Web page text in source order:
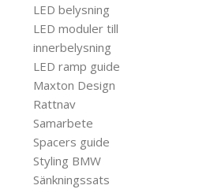
LED belysning
LED moduler till
innerbelysning
LED ramp guide
Maxton Design
Rattnav
Samarbete
Spacers guide
Styling BMW
Sänkningssats